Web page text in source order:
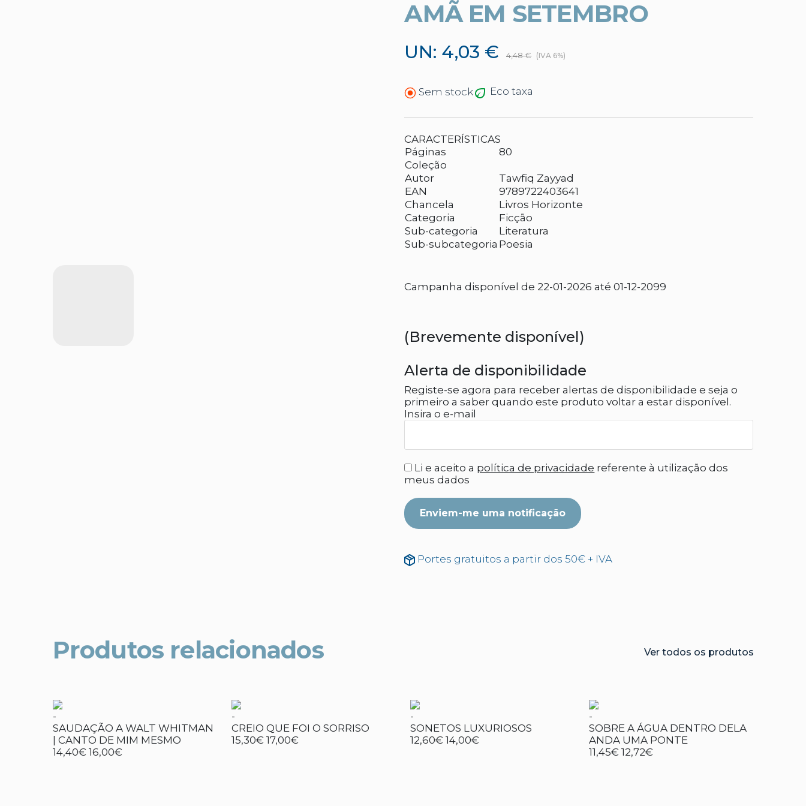
AMÃ EM SETEMBRO
UN: 4,03 € 4,48 € (IVA 6%)
Sem stock Eco taxa
CARACTERÍSTICAS
Páginas
80
Coleção
Autor
Tawfiq Zayyad
EAN
9789722403641
Chancela
Livros Horizonte
Categoria
Ficção
Sub-categoria
Literatura
Sub-subcategoria Poesia
Campanha disponível de 22-01-2026 até 01-12-2099
(Brevemente disponível)
Alerta de disponibilidade
Registe-se agora para receber alertas de disponibilidade e seja o
primeiro a saber quando este produto voltar a estar disponível.
Insira o e-mail
Li e aceito a política de privacidade referente à utilização dos
meus dados
Enviem-me uma notificação
Portes gratuitos a partir dos 50€ + IVA
Produtos relacionados Ver todos os produtos
-
SAUDAÇÃO A WALT WHITMAN
| CANTO DE MIM MESMO
14,40€ 16,00€
-
CREIO QUE FOI O SORRISO
15,30€ 17,00€
-
SONETOS LUXURIOSOS
12,60€ 14,00€
-
SOBRE A ÁGUA DENTRO DELA
ANDA UMA PONTE
11,45€ 12,72€